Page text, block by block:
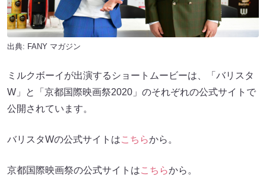
出典: FANY マガジン
ミルクボーイが出演するショートムービーは、「バリスタ
W」と「京都国際映画祭2020」のそれぞれの公式サイトで
公開されています。
バリスタWの公式サイトはこちらから。
京都国際映画祭の公式サイトはこちらから。